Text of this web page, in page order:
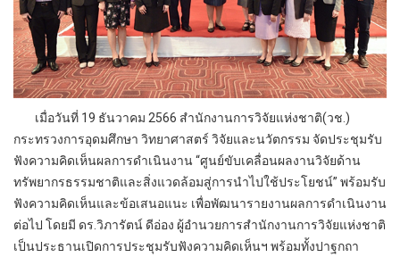
เมื่อวันที่ 19 ธันวาคม 2566 สำนักงานการวิจัยแห่งชาติ(วช.)
กระทรวงการอุดมศึกษา วิทยาศาสตร์ วิจัยและนวัตกรรม จัดประชุมรับ
ฟังความคิดเห็นผลการดำเนินงาน “ศูนย์ขับเคลื่อนผลงานวิจัยด้าน
ทรัพยากรธรรมชาติและสิ่งแวดล้อมสู่การนำไปใช้ประโยชน์” พร้อมรับ
ฟังความคิดเห็นและข้อเสนอแนะ เพื่อพัฒนารายงานผลการดำเนินงาน
ต่อไป โดยมี ดร.วิภารัตน์ ดีอ่อง ผู้อำนวยการสำนักงานการวิจัยแห่งชาติ
เป็นประธานเปิดการประชุมรับฟังความคิดเห็นฯ พร้อมทั้งปาฐกถา